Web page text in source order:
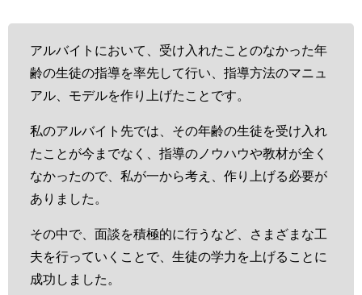
アルバイトにおいて、受け入れたことのなかった年
齢の生徒の指導を率先して行い、指導方法のマニュ
アル、モデルを作り上げたことです。
私のアルバイト先では、その年齢の生徒を受け入れ
たことが今までなく、指導のノウハウや教材が全く
なかったので、私が一から考え、作り上げる必要が
ありました。
その中で、面談を積極的に行うなど、さまざまな工
夫を行っていくことで、生徒の学力を上げることに
成功しました。